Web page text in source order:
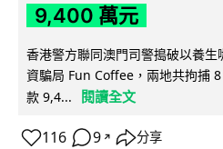
9,400 萬元
香港警方聯同澳門司警搗破以養
資騙局 Fun Coffee，兩地共拘捕
款 9,4...
閱讀全文
116 9 ↗ 分享